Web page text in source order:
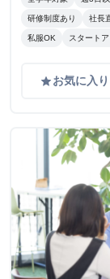
研修制度あり 社長
私服OK スタート
gradeお気に入り